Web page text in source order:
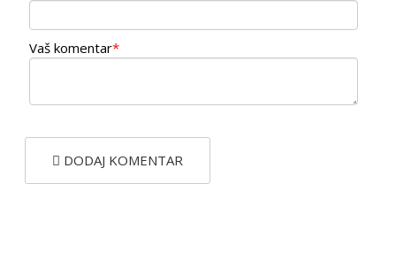
Vaš komentar*
DODAJ KOMENTAR